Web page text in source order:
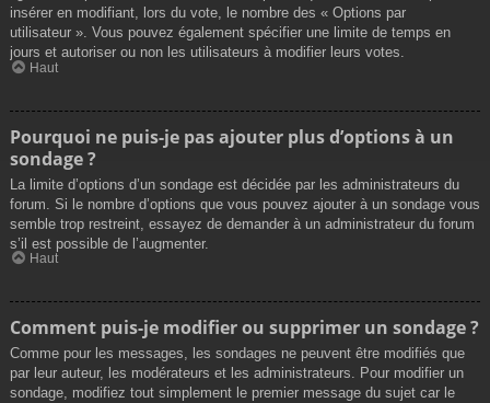
insérer en modifiant, lors du vote, le nombre des « Options par
utilisateur ». Vous pouvez également spécifier une limite de temps en
jours et autoriser ou non les utilisateurs à modifier leurs votes.
Haut
Pourquoi ne puis-je pas ajouter plus d’options à un
sondage ?
La limite d’options d’un sondage est décidée par les administrateurs du
forum. Si le nombre d’options que vous pouvez ajouter à un sondage vous
semble trop restreint, essayez de demander à un administrateur du forum
s’il est possible de l’augmenter.
Haut
Comment puis-je modifier ou supprimer un sondage ?
Comme pour les messages, les sondages ne peuvent être modifiés que
par leur auteur, les modérateurs et les administrateurs. Pour modifier un
sondage, modifiez tout simplement le premier message du sujet car le